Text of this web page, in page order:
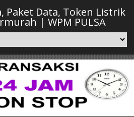
Paket Data, Token Listrik
| WPM PULSA